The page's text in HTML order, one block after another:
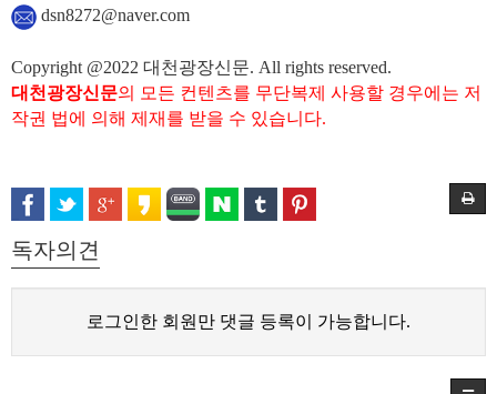
dsn8272@naver.com
Copyright @2022 대천광장신문. All rights reserved.
대천광장신문의 모든 컨텐츠를 무단복제 사용할 경우에는 저
작권 법에 의해 제재를 받을 수 있습니다.
독자의견
로그인한 회원만 댓글 등록이 가능합니다.